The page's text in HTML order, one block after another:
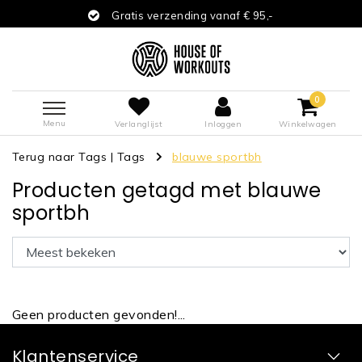
Gratis verzending vanaf € 95,-
Menu Verlanglijst Inloggen
0
Winkelwagen
Terug naar Tags | Tags blauwe sportbh
Producten getagd met blauwe
sportbh
Geen producten gevonden!...
Klantenservice